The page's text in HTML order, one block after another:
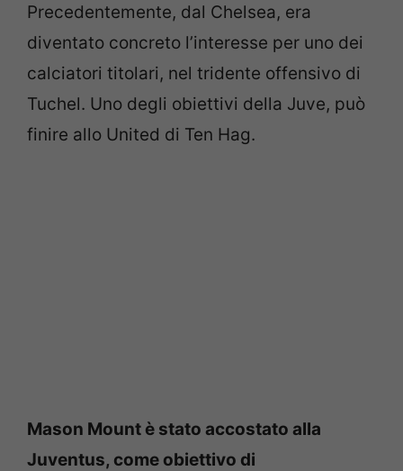
Precedentemente, dal Chelsea, era
diventato concreto l’interesse per uno dei
calciatori titolari, nel tridente offensivo di
Tuchel. Uno degli obiettivi della Juve, può
finire allo United di Ten Hag.
Mason Mount è stato accostato alla
Juventus, come obiettivo di